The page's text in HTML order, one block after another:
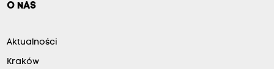
O NAS
Aktualności
Kraków